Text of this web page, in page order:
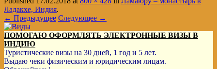
Ладакхе, Индия.
← Предыдущее Следующее →
ПОМОГАЮ ОФОРМЛЯТЬ ЭЛЕКТРОННЫЕ ВИЗЫ В
ИНДИЮ
Туристические визы на 30 дней, 1 год и 5 лет.
Выдаю чеки физическим и юридическим лицам.